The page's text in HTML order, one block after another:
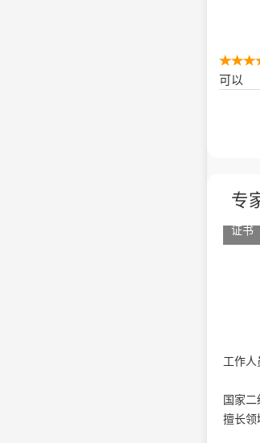
可以
专
证书
工作人
国家
擅长领